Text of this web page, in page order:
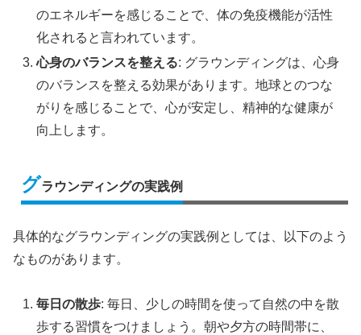
のエネルギーを感じることで、体の免疫機能が活性
化されると言われています。
心身のバランスを整える: グラウンディングは、心身
のバランスを整える効果があります。地球とのつな
がりを感じることで、心が安定し、精神的な健康が
向上します。
グラウンディングの実践例
具体的なグラウンディングの実践例としては、以下のよう
なものがあります。
毎日の散歩: 毎日、少しの時間を使って自然の中を散
歩する習慣をつけましょう。朝や夕方の時間帯に、